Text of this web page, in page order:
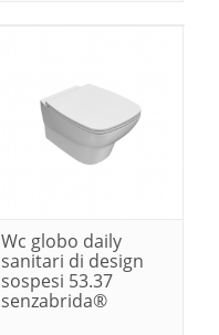
Wc globo daily
sanitari di design
sospesi 53.37
senzabrida®